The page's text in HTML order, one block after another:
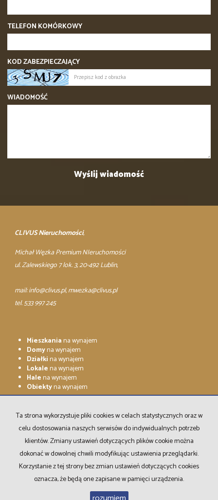
TELEFON KOMÓRKOWY
KOD ZABEZPIECZAJĄCY
WIADOMOŚĆ
CLIVUS Nieruchomości,
Michał Węzka Premium NIeruchomości
ul. Zalewskiego 7 lok. 3, 20-492 Lublin,
mail:info@clivus.pl, mwezka@clivus.pl
tel. 533 997 245
Mieszkaniana wynajem
Domyna wynajem
Działkina wynajem
Lokalena wynajem
Halena wynajem
Obiektyna wynajem
Domyna sprzedaż
na sprzedaż
Lokalena sprzedaż
Halena sprzedaż
Obiektyna sprzedaż
2026Program dla biur nieruchomości
Ta strona wykorzystuje pliki cookies w celach statystycznych oraz w
celu dostosowania naszych serwisów do indywidualnych potrzeb
klientów. Zmiany ustawień dotyczących plików cookie można
dokonać w dowolnej chwili modyfikując ustawienia przeglądarki.
Korzystanie z tej strony bez zmian ustawień dotyczących cookies
oznacza, że będą one zapisane w pamięci urządzenia.